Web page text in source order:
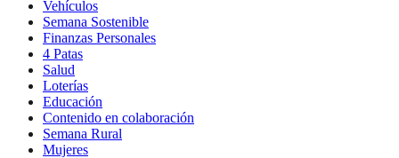
Vehículos
Semana Sostenible
Finanzas Personales
4 Patas
Salud
Loterías
Educación
Contenido en colaboración
Semana Rural
Mujeres